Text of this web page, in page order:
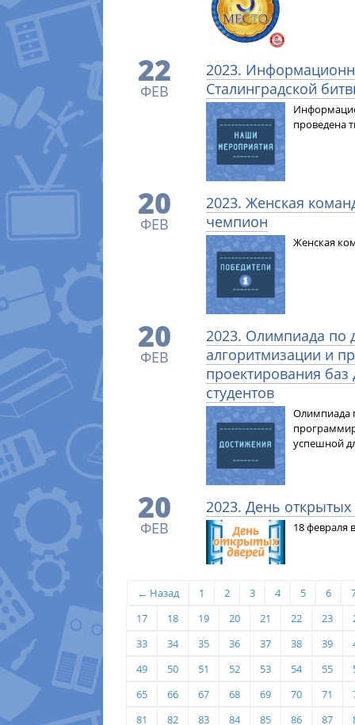
22
ФЕВ
2023.
Сталинградской
проведена
20
ФЕВ
2023. Женская
чемпион
Женская
20
ФЕВ
2023. Олимпиада по
алгоритмизации и
проектирования
студентов
Олимпиада
успешной
20
ФЕВ
2023. День
18 февраля
← Назад 1 2 3 4 5 6
17
18 19 20 21 22 23
33
34 35 36 37 38 39
49
50 51 52 53 54 55
65
66 67 68 69 70 71
81
82 83 84 85 86 87